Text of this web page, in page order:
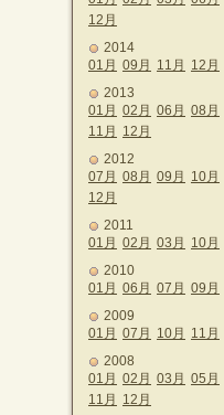
12月
2014
01月 09月 11月
12月
2013
01月 02月 06月 08月
11月
12月
2012
07月 08月 09月 10月
12月
2011
01月 02月 03月
10月
2010
01月 06月 07月 09月
2009
01月 07月 10月
11月
2008
01月 02月 03月 05月
11月
12月